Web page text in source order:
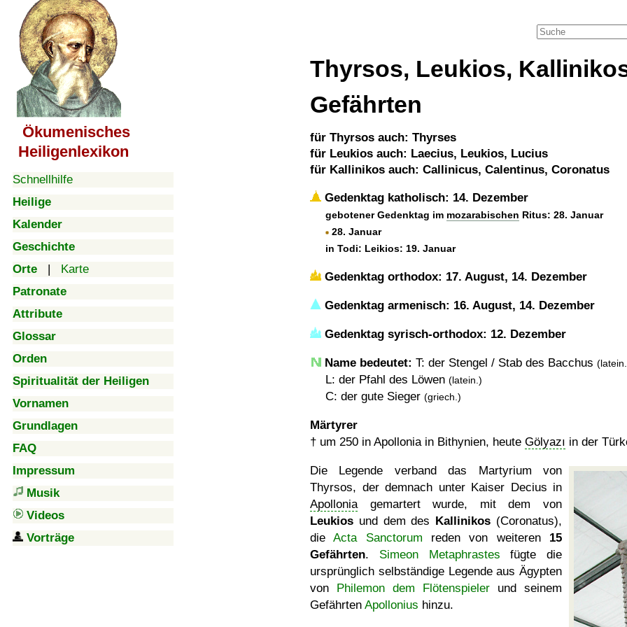
Ökumenisches
Heiligenlexikon
Schnellhilfe
Heilige
Kalender
Geschichte
Orte | Karte
Patronate
Attribute
Glossar
Orden
Spiritualität der Heiligen
Vornamen
Grundlagen
FAQ
Impressum
Musik
Videos
Vorträge
Thyrsos, Leukios,
Gefährten
für Thyrsos auch: Thyrses
für Leukios auch: Laecius, Leukios, Lucius
für Kallinikos auch: Callinicus, Calentinus, Coronatus
Gedenktag katholisch: 14. Dezember
gebotener Gedenktag im mozarabischen Ritus: 28. Januar
28. Januar
in Todi: Leikios: 19. Januar
Gedenktag orthodox: 17. August, 14. Dezember
Gedenktag armenisch: 16. August, 14. Dezember
Gedenktag syrisch-orthodox: 12. Dezember
Name bedeutet: T: der Stengel / Stab des Bacchus
L: der Pfahl des Löwen (latein.)
C: der gute Sieger (griech.)
Märtyrer
† um 250 in Apollonia in Bithynien, heute Gölyazı in der
Die Legende verband das Martyrium von
Thyrsos, der demnach unter Kaiser Decius in
Apolloniagemartert wurde, mit dem von
Leukios und dem des Kallinikos (Coronatus),
dieActa Sanctorum reden von weiteren 15
Gefährten. Simeon Metaphrastes fügte die
ursprünglich selbständige Legende aus Ägypten
von Philemon dem Flötenspieler und seinem
Gefährten Apollonius hinzu.